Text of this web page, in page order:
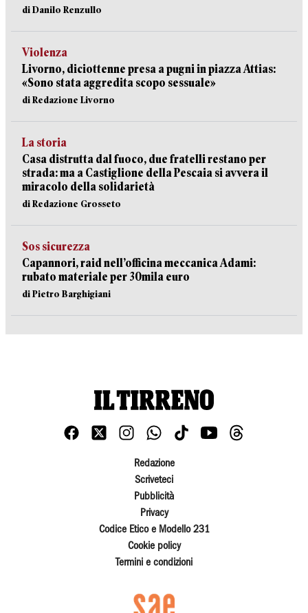
di Danilo Renzullo
Violenza
Livorno, diciottenne presa a pugni in piazza Attias:
«Sono stata aggredita scopo sessuale»
di Redazione Livorno
La storia
Casa distrutta dal fuoco, due fratelli restano per
strada: ma a Castiglione della Pescaia si avvera il
miracolo della solidarietà
di Redazione Grosseto
Sos sicurezza
Capannori, raid nell’officina meccanica Adami:
rubato materiale per 30mila euro
di Pietro Barghigiani
Redazione
Scriveteci
Pubblicità
Privacy
Codice Etico e Modello 231
Cookie policy
Termini e condizioni